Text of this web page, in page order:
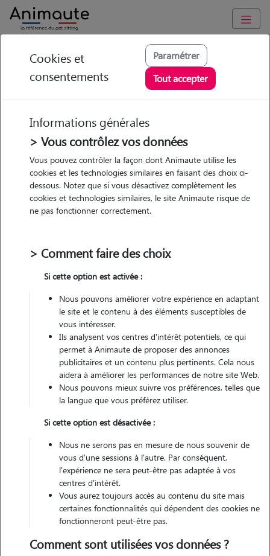
Animaute Ile-de-France / Montmorency
Stéphane - Petsitter à
MONTMORENCY
• 25 ans
Véhiculé
Contacter
L'envoi d'une demande est sans engagement
Cookies et
consentements
Paramétrer
Tout accepter
Informations générales
> Vous contrôlez vos données
Vous pouvez contrôler la façon dont Animaute utilise les
cookies et les technologies similaires en faisant des choix ci-
dessous. Notez que si vous désactivez complètement les
cookies et technologies similaires, le site Animaute risque de
ne pas fonctionner correctement.
> Comment faire des choix
Si cette option est activée :
Nous pouvons améliorer votre expérience en adaptant
le site et le contenu à des éléments susceptibles de
vous intéresser.
Ils analysent vos centres d'intérêt potentiels, ce qui
permet à Animaute de proposer des annonces
publicitaires et un contenu plus pertinents. Cela nous
aidera à améliorer les performances de notre site Web.
Nous pouvons mieux suivre vos préférences, telles que
la langue que vous préférez utiliser.
Si cette option est désactivée :
Nous ne serons pas en mesure de nous souvenir de
vous d'une sessions à l'autre. Par conséquent,
l'expérience ne sera peut-être pas adaptée à vos
centres d'intérêt.
Vous aurez toujours accès au contenu du site mais
certaines fonctionnalités qui dépendent des cookies ne
fonctionneront peut-être pas.
Comment sont utilisées vos données ?